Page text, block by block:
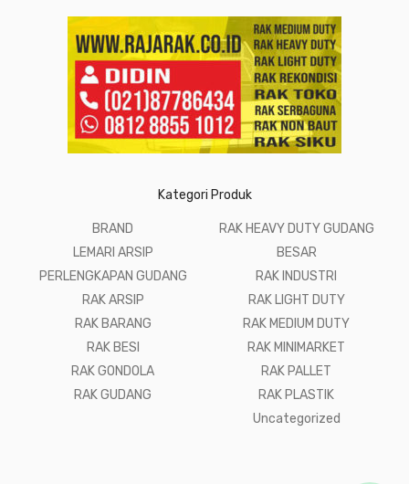
Kategori Produk
BRAND
LEMARI ARSIP
PERLENGKAPAN GUDANG
RAK ARSIP
RAK BARANG
RAK BESI
RAK GONDOLA
RAK GUDANG
RAK HEAVY DUTY GUDANG
BESAR
RAK INDUSTRI
RAK LIGHT DUTY
RAK MEDIUM DUTY
RAK MINIMARKET
RAK PALLET
RAK PLASTIK
Uncategorized